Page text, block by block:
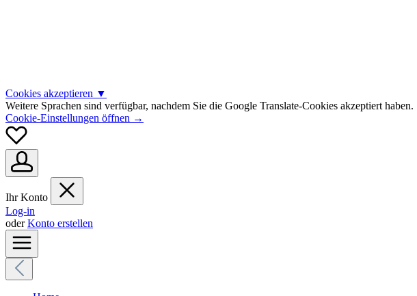
Cookies akzeptieren ▼
Weitere Sprachen sind verfügbar, nachdem Sie die Google Translate-Cookies akzeptiert haben.
Cookie-Einstellungen öffnen →
Ihr Konto
Log-in
oderKonto erstellen